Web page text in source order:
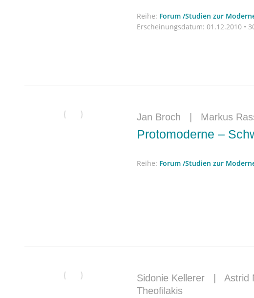
Reihe: Forum /Studien zur
Erscheinungsdatum: 01.12.2010 •
Jan Broch Markus
Protomoderne –
Reihe: Forum /Studien zur
Sidonie Kellerer Astrid
Theofilakis